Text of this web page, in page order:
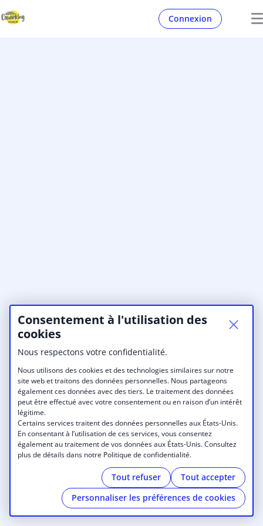
Connexion
Consentement à l'utilisation des
cookies
Nous respectons votre confidentialité.
Nous utilisons des cookies et des technologies similaires sur notre
site web et traitons des données personnelles. Nous partageons
également ces données avec des tiers. Le traitement des données
peut être effectué avec votre consentement ou en raison d’un intérêt
légitime.
Certains services traitent des données personnelles aux États-Unis.
En consentant à l’utilisation de ces services, vous consentez
également au traitement de vos données aux États-Unis. Consultez
plus de détails dans notre Politique de confidentialité.
Tout refuser
Tout accepter
Personnaliser les préférences de cookies